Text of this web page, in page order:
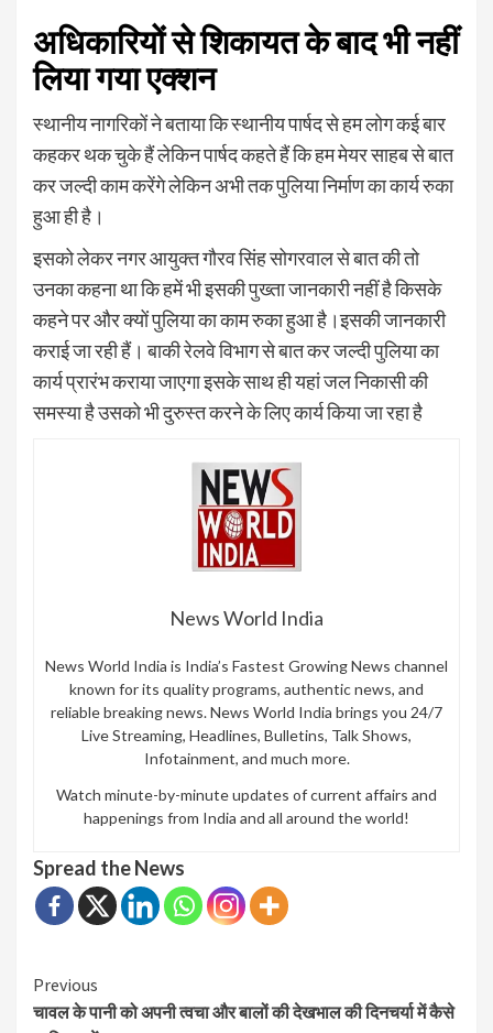
अधिकारियों से शिकायत के बाद भी नहीं
लिया गया एक्शन
स्थानीय नागरिकों ने बताया कि स्थानीय पार्षद से हम लोग कई बार
कहकर थक चुके हैं लेकिन पार्षद कहते हैं कि हम मेयर साहब से बात
कर जल्दी काम करेंगे लेकिन अभी तक पुलिया निर्माण का कार्य रुका
हुआ ही है।
इसको लेकर नगर आयुक्त गौरव सिंह सोगरवाल से बात की तो
उनका कहना था कि हमें भी इसकी पुख्ता जानकारी नहीं है किसके
कहने पर और क्यों पुलिया का काम रुका हुआ है।इसकी जानकारी
कराई जा रही हैं। बाकी रेलवे विभाग से बात कर जल्दी पुलिया का
कार्य प्रारंभ कराया जाएगा इसके साथ ही यहां जल निकासी की
समस्या है उसको भी दुरुस्त करने के लिए कार्य किया जा रहा है
News World India
News World India is India’s Fastest Growing News channel
known for its quality programs, authentic news, and
reliable breaking news. News World India brings you 24/7
Live Streaming, Headlines, Bulletins, Talk Shows,
Infotainment, and much more.
Watch minute-by-minute updates of current affairs and
happenings from India and all around the world!
Spread the News
Continue
Reading
Previous
चावल के पानी को अपनी त्वचा और बालों की देखभाल की दिनचर्या में कैसे